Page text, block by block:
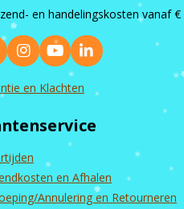
en handelingskosten vanaf €
I
n
s
g
a
m
Y
o
u
b
L
i
d
en Klachten
en Afhalen
Annulering en Retourneren